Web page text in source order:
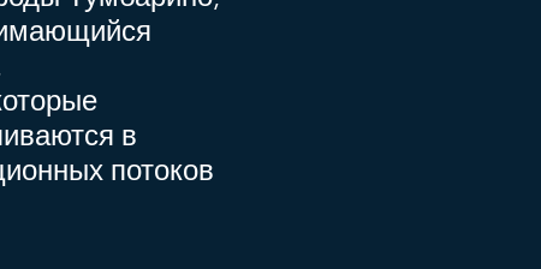
в
потоков